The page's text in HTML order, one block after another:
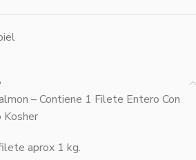
– Contiene 1 Filete Entero Con
Kosher
aprox 1 kg.